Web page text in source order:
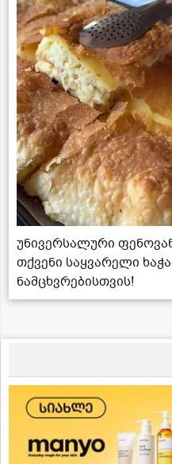
უნივერსალური
თქვენი საყვარელი
ნამცხვრებისთვის!